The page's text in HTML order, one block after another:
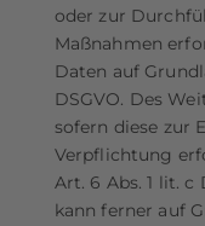
oder zur
Maßnahmen
Daten auf
DSGVO. Des
sofern diese zur
Verpflichtung
Art. 6 Abs. 1 lit. c
kann ferner auf